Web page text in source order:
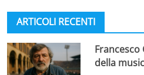
ARTICOLI RECENTI
Francesco
della